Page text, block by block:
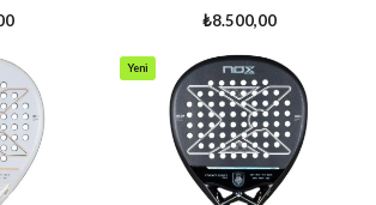
₺8.500,00
Yeni